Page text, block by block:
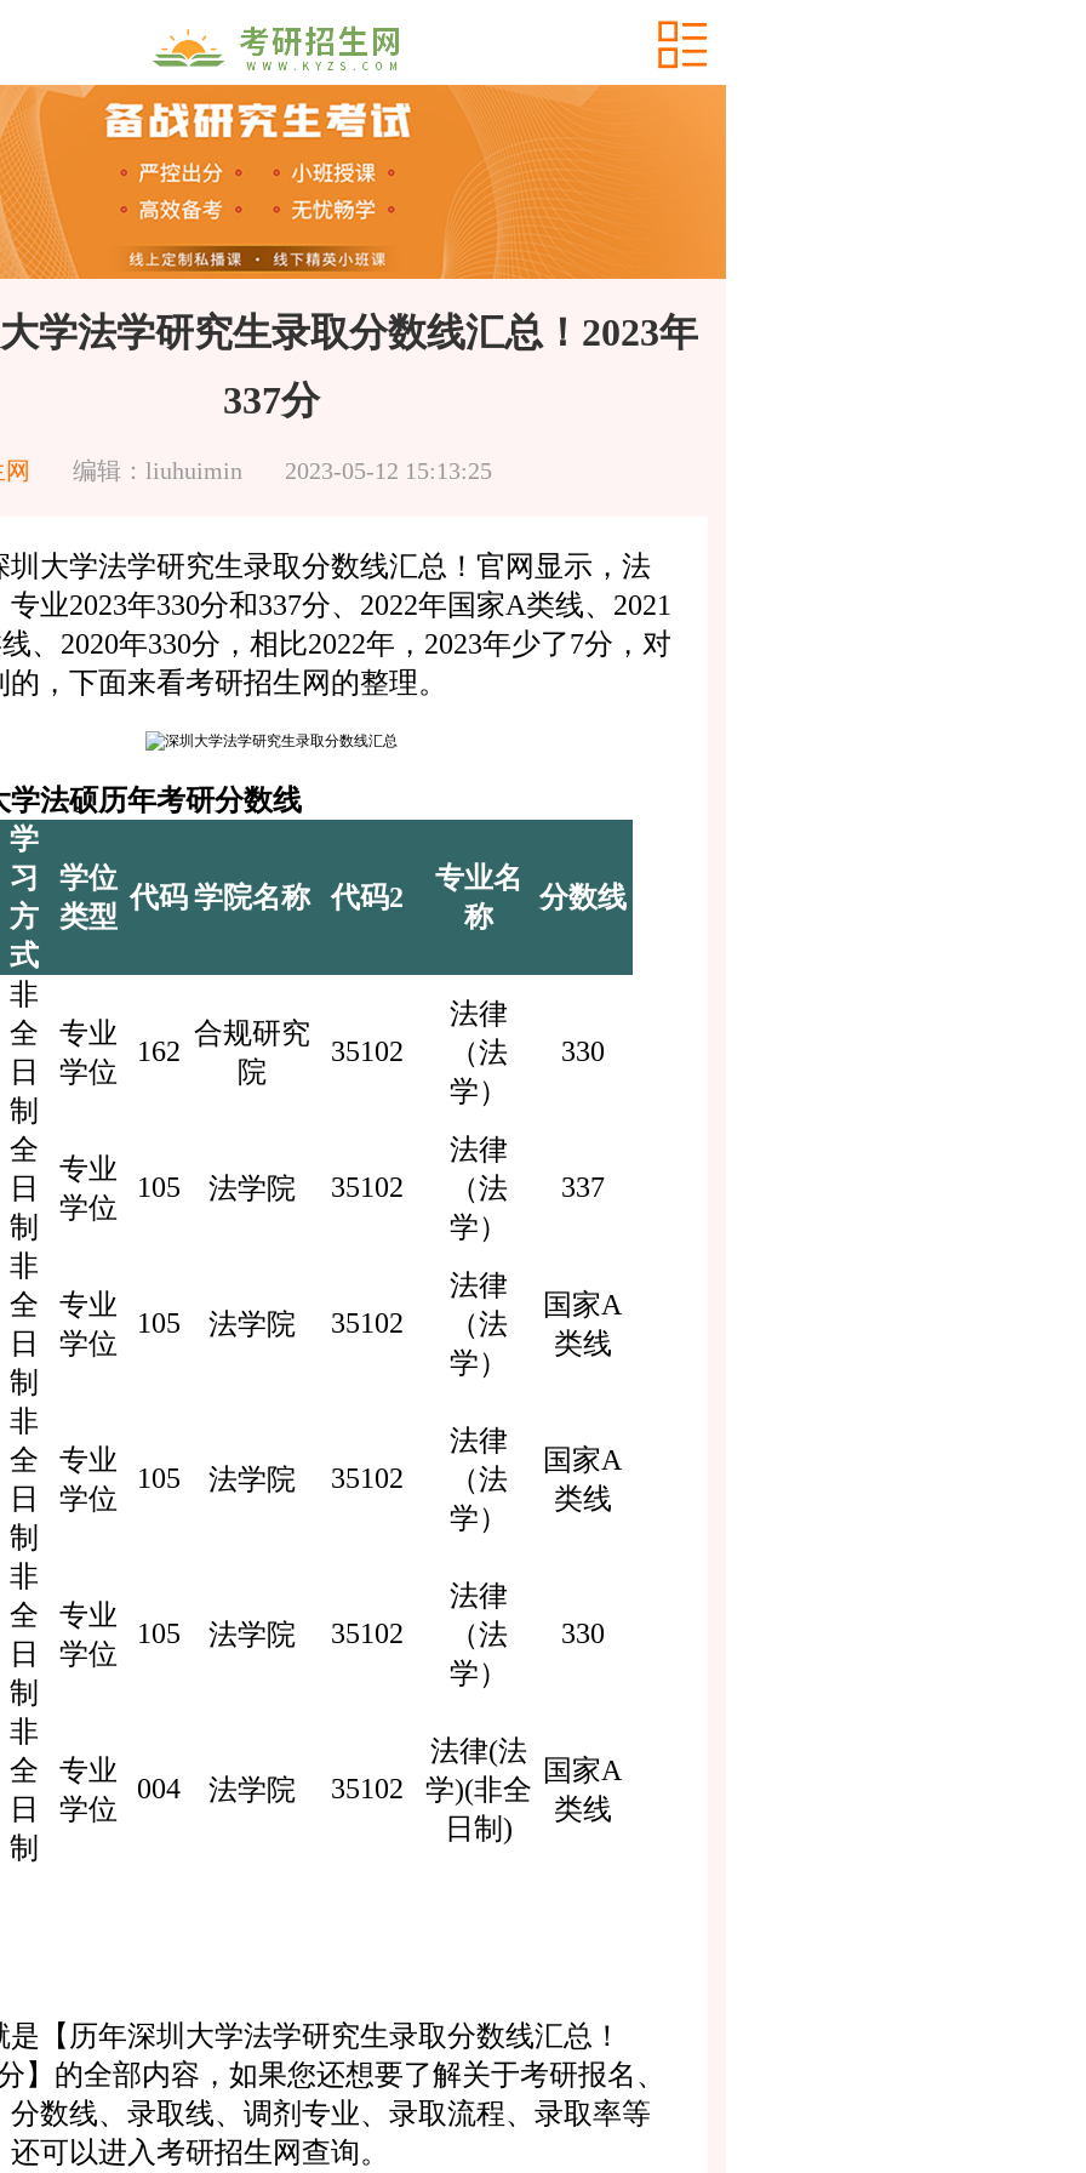
学法学研究生录取分数线汇总！2023年
337分
编辑：liuhuimin 2023-05-12 15:13:25
学法学研究生录取分数线汇总！官网显示，法
业2023年330分和337分、2022年国家A类线、2021
、2020年330分，相比2022年，2023年少了7分，对
的，下面来看考研招生网的整理。
硕历年考研分数线
学
习
方
式
学位
类型
代码学院名称 代码2
专业名
称
分数线
非
全
日
制
专业
学位
162
合规研究
院
35102
法律
（法
学）
330
全
日
制
专业
学位
105 法学院 35102
法律
（法
学）
337
非
全
日
制
专业
学位
105 法学院 35102
法律
（法
学）
国家A
类线
非
全
日
制
专业
学位
105 法学院 35102
法律
（法
学）
国家A
类线
非
全
日
制
专业
学位
105 法学院 35102
法律
（法
学）
330
非
全
日
制
专业
学位
004 法学院 35102
法律(法
学)(非全
日制)
国家A
类线
历年深圳大学法学研究生录取分数线汇总！
】的全部内容，如果您还想要了解关于考研报名、
分数线、录取线、调剂专业、录取流程、录取率等
可以进入考研招生网查询。